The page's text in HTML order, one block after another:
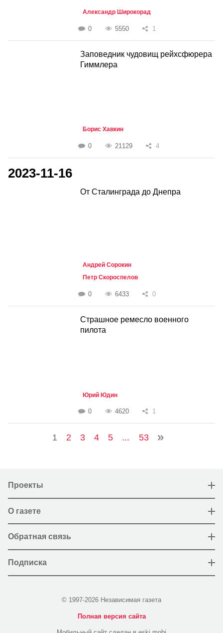
Александр Широкорад
0 5550 1
Заповедник чудовищ рейхсфюрера
Гиммлера
Борис Хавкин
0 21129 4
2023-11-16
От Сталинграда до Днепра
Андрей Сорокин
Петр Скороспелов
0 6433 0
Страшное ремесло военного
пилота
Юрий Юдин
0 4620 1
1 2 3 4 5 ... 53
Проекты
О газете
Обратная связь
Подписка
© 1997-2026 Независимая газета
Полная версия сайта